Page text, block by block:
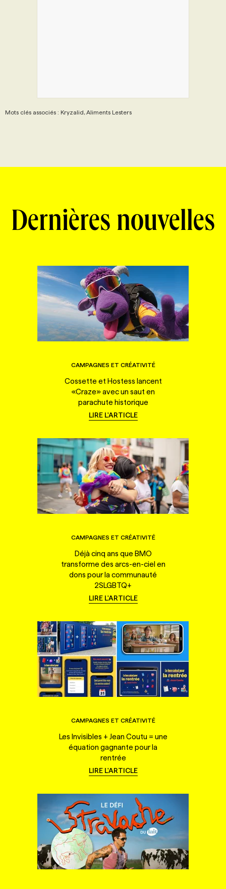
Mots clés associés : Kryzalid, Aliments Lesters
Dernières nouvelles
CAMPAGNES ET CRÉATIVITÉ
Cossette et Hostess lancent
«Craze» avec un saut en
parachute historique
LIRE L'ARTICLE
CAMPAGNES ET CRÉATIVITÉ
Déjà cinq ans que BMO
transforme des arcs-en-ciel en
dons pour la communauté
2SLGBTQ+
LIRE L'ARTICLE
CAMPAGNES ET CRÉATIVITÉ
Les Invisibles + Jean Coutu = une
équation gagnante pour la
rentrée
LIRE L'ARTICLE